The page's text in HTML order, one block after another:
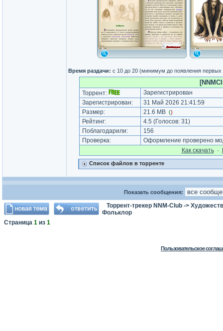
Время раздачи: с 10 до 20 (минимум до появления
Торрент:
Зарегистрирован
Зарегистрирован:
31 Май 2026 21:41:59
Размер:
21.6 MB ()
Рейтинг: 4.5 (Голосов: 31)
Поблагодарили:
156
Проверка:
Оформление проверено
Как cкачать·
Список файлов в торренте
Показать сообщения:
Торрент-трекер NNM-Club ->
Фольклор
Страница 1 из 1
Пользовательское